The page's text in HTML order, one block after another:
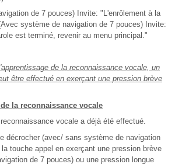
de 7 pouces) Invite: "L'enrôlement à la
système de navigation de 7 pouces) Invite:
est terminé, revenir au menu principal."
de la reconnaissance vocale, un
être effectué en exerçant une pression brève
la reconnaissance vocale
vocale a déjà été effectué.
décrocher (avec/ sans système de navigation
touche appel en exerçant une pression brève
de 7 pouces) ou une pression longue